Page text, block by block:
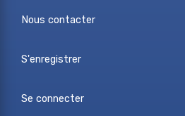
Nous contacter
S'enregistrer
Se connecter